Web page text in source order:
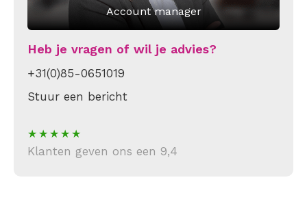
Account manager
Heb je vragen of wil je advies?
+31(0)85-0651019
Stuur een bericht
Klanten geven ons een 9,4